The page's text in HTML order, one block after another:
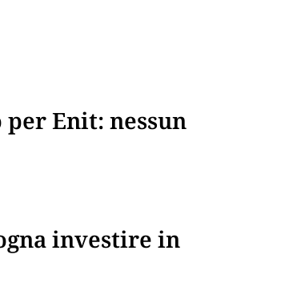
Enit: nessun
investire in